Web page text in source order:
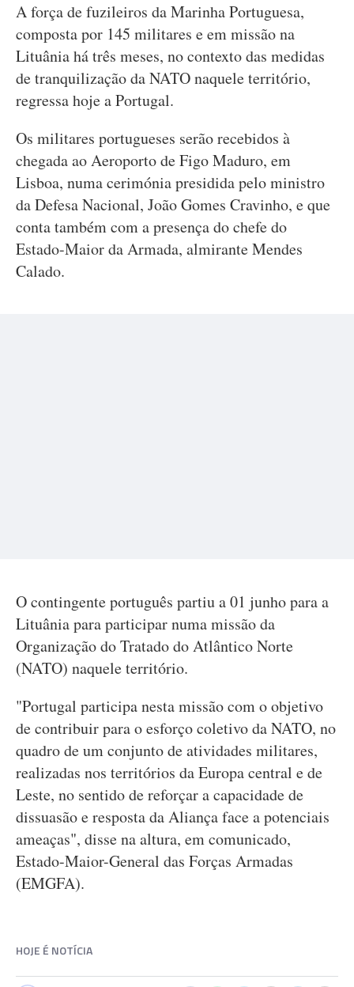
A força de fuzileiros da Marinha Portuguesa,
composta por 145 militares e em missão na
Lituânia há três meses, no contexto das medidas
de tranquilização da NATO naquele território,
regressa hoje a Portugal.
Os militares portugueses serão recebidos à
chegada ao Aeroporto de Figo Maduro, em
Lisboa, numa cerimónia presidida pelo ministro
da Defesa Nacional, João Gomes Cravinho, e que
conta também com a presença do chefe do
Estado-Maior da Armada, almirante Mendes
Calado.
O contingente português partiu a 01 junho para a
Lituânia para participar numa missão da
Organização do Tratado do Atlântico Norte
(NATO) naquele território.
"Portugal participa nesta missão com o objetivo
de contribuir para o esforço coletivo da NATO, no
quadro de um conjunto de atividades militares,
realizadas nos territórios da Europa central e de
Leste, no sentido de reforçar a capacidade de
dissuasão e resposta da Aliança face a potenciais
ameaças", disse na altura, em comunicado,
Estado-Maior-General das Forças Armadas
(EMGFA).
HOJE É NOTÍCIA